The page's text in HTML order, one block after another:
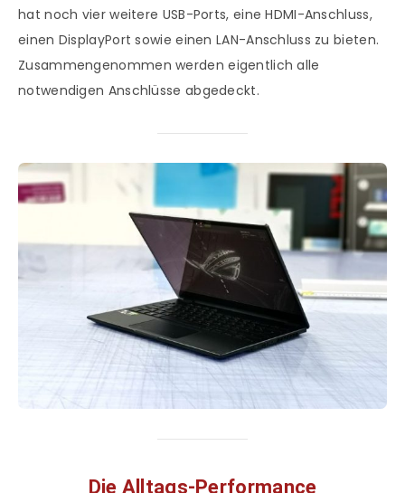
hat noch vier weitere USB-Ports, eine HDMI-Anschluss,
einen DisplayPort sowie einen LAN-Anschluss zu bieten.
Zusammengenommen werden eigentlich alle
notwendigen Anschlüsse abgedeckt.
Die Alltags-Performance